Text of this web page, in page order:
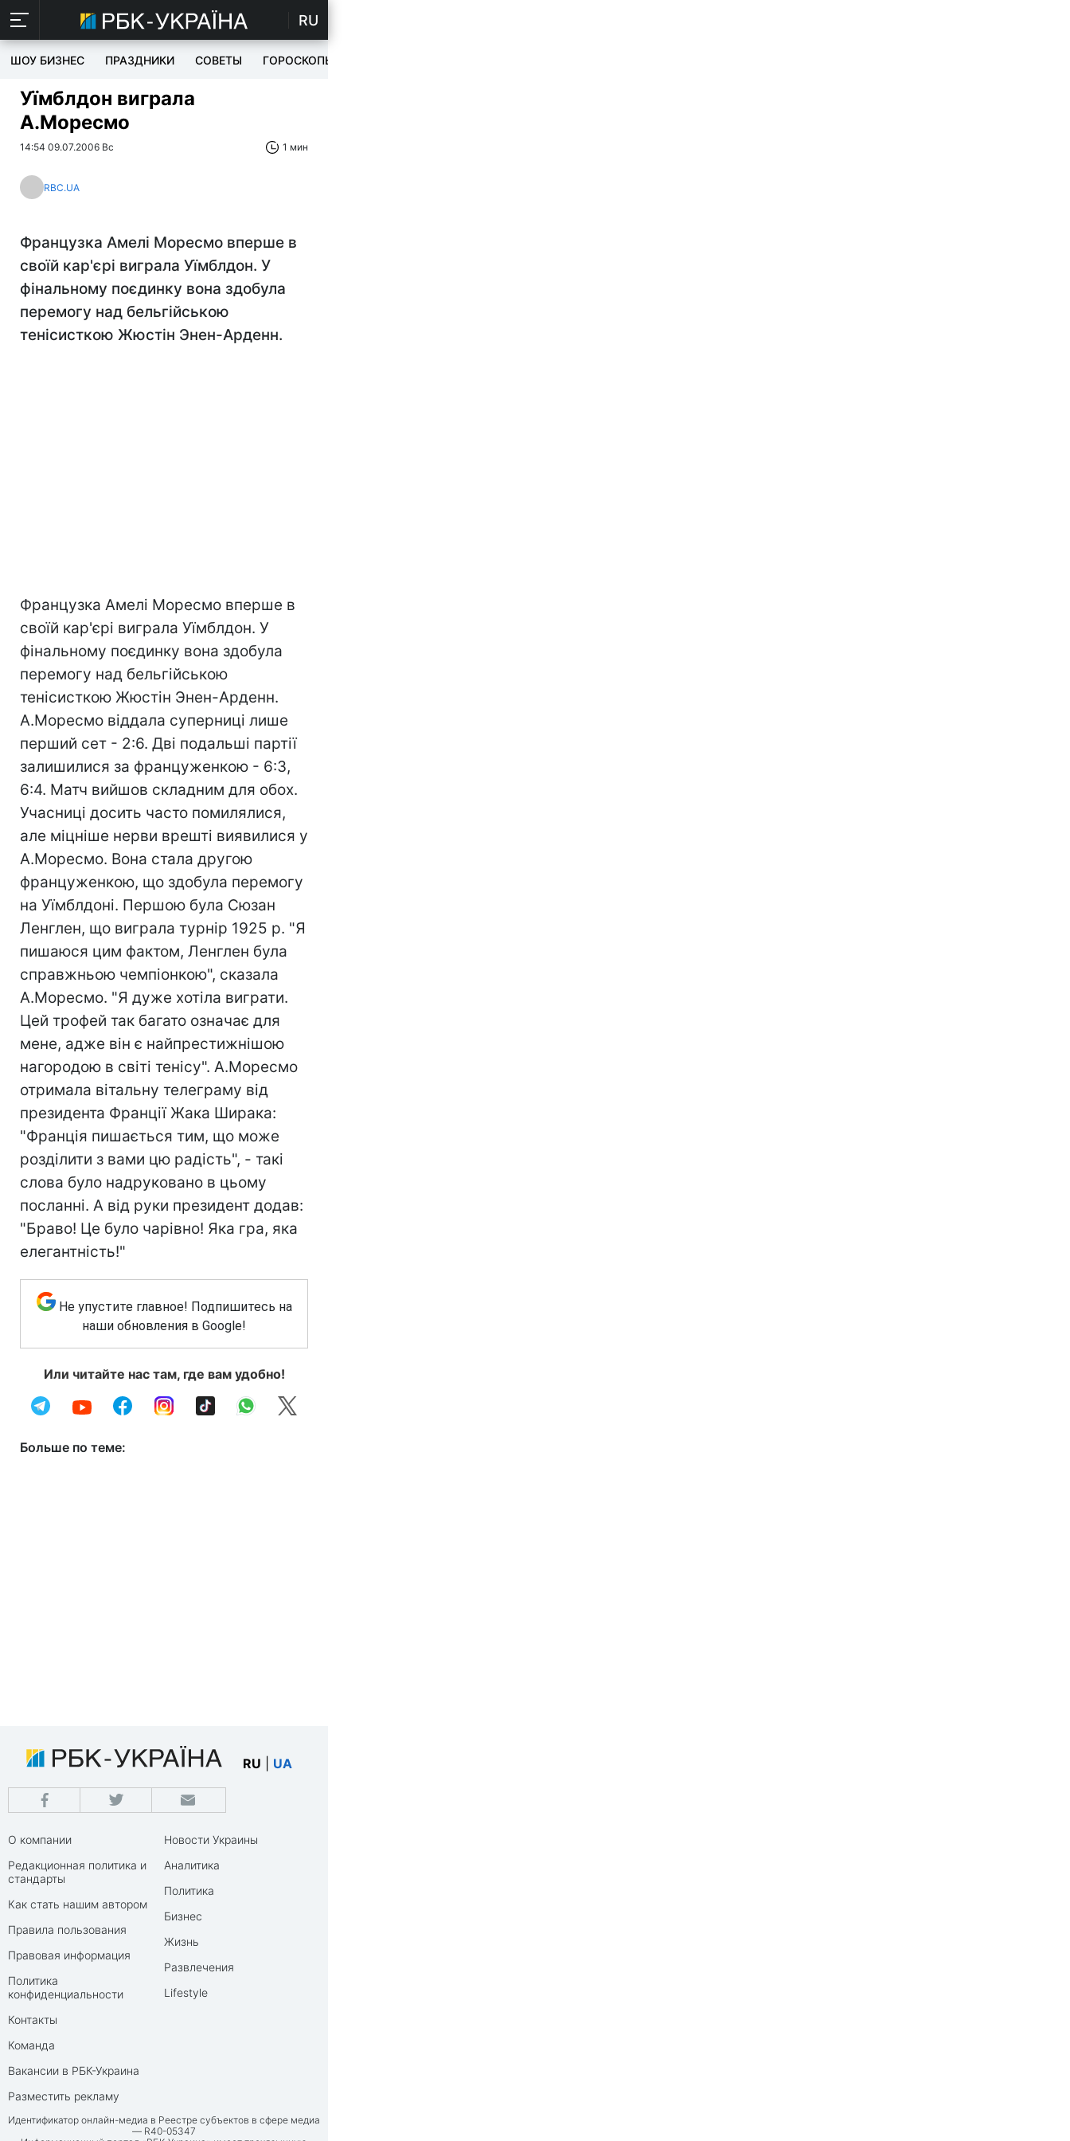
RU
ШОУ БИЗНЕС ПРАЗДНИКИ СОВЕТЫ ГОРОСКОПЫ
Уїмблдон виграла
А.Моресмо
14:54 09.07.2006 Вс 1 мин
RBC.UA
Французка Амелі Моресмо вперше в
своїй кар'єрі виграла Уїмблдон. У
фінальному поєдинку вона здобула
перемогу над бельгійською
тенісисткою Жюстін Энен-Арденн.
Французка Амелі Моресмо вперше в
своїй кар'єрі виграла Уїмблдон. У
фінальному поєдинку вона здобула
перемогу над бельгійською
тенісисткою Жюстін Энен-Арденн.
А.Моресмо віддала суперниці лише
перший сет - 2:6. Дві подальші партії
залишилися за француженкою - 6:3,
6:4. Матч вийшов складним для обох.
Учасниці досить часто помилялися,
але міцніше нерви врешті виявилися у
А.Моресмо. Вона стала другою
француженкою, що здобула перемогу
на Уїмблдоні. Першою була Сюзан
Ленглен, що виграла турнір 1925 р. "Я
пишаюся цим фактом, Ленглен була
справжньою чемпіонкою", сказала
А.Моресмо. "Я дуже хотіла виграти.
Цей трофей так багато означає для
мене, адже він є найпрестижнішою
нагородою в світі тенісу". А.Моресмо
отримала вітальну телеграму від
президента Франції Жака Ширака:
"Франція пишається тим, що може
розділити з вами цю радість", - такі
слова було надруковано в цьому
посланні. А від руки президент додав:
"Браво! Це було чарівно! Яка гра, яка
елегантність!"
Не упустите главное! Подпишитесь на
наши обновления в Google!
Или читайте нас там, где вам удобно!
Больше по теме:
RU UA
О компании
Редакционная политика и
стандарты
Как стать нашим автором
Правила пользования
Правовая информация
Политика
конфиденциальности
Контакты
Команда
Вакансии в РБК-Украина
Разместить рекламу
Новости Украины
Аналитика
Политика
Бизнес
Жизнь
Развлечения
Lifestyle
Идентификатор онлайн-медиа в Реестре субъектов в сфере медиа
— R40-05347